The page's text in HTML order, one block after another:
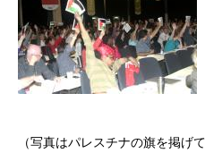
（写真はパレスチナの旗を掲げ